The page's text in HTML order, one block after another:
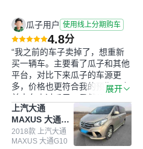
瓜子用户 使用线上分期购车
4.8分
“我之前的车子卖掉了，想重新
买一辆车。主要看了瓜子和其他
平台，对比下来瓜子的车源更
多，价格也更符合我的预期。之
前卖车来过瓜子，虽然价格没谈
成，但APP一直留着。瓜子毕竟
是大平台，整体印象还好。我最
终买了一台上汽大通，18年的
车，公里数9万多，符合我的要
展开
上汽大通
MAXUS 大通
G10
2018款 上汽大通
MAXUS 大通G10